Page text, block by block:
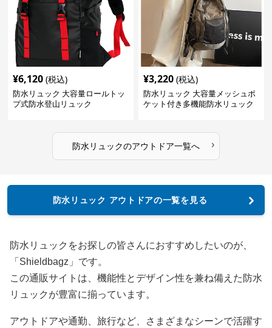
¥6,120 (税込)
防水リュック 大容量ロールトッ
プ式防水登山リュック
¥3,220 (税込)
防水リュック 大容量メッシュポ
ケット付き多機能防水リュック
防水リュックのアウトドア一覧へ ›
防水リュック アウトドアの一覧を見る
防水リュックをお探しの皆さんにおすすめしたいのが、
「Shieldbagz」です。
この通販サイトは、機能性とデザイン性を兼ね備えた防水
リュックが豊富に揃っています。
アウトドアや通勤、旅行など、さまざまなシーンで活躍す